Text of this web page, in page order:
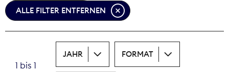
Pressefreiheit
Print
Recht
ALLE FILTER ENTFERNEN
1 bis 1
JAHR FORMAT